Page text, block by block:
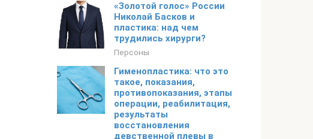
«Золотой голос» России
Николай Басков и
пластика: над чем
трудились хирурги?
Персоны
Гименопластика: что это
такое, показания,
противопоказания, этапы
операции, реабилитация,
результаты
восстановления
девственной плевы в